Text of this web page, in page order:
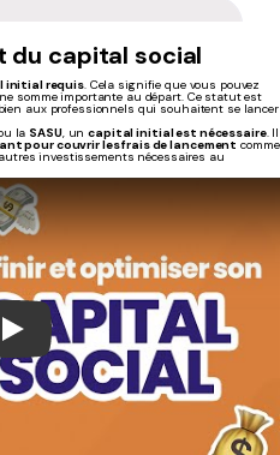
du capital social
initial requis. Cela signifie que vous pouvez
somme importante au départ. Ce statut est
aux professionnels qui souhaitent se lancer
la SASU, uncapital initial est nécessaire. Il
pour couvrir les frais de lancement comme
investissements nécessaires au
Play